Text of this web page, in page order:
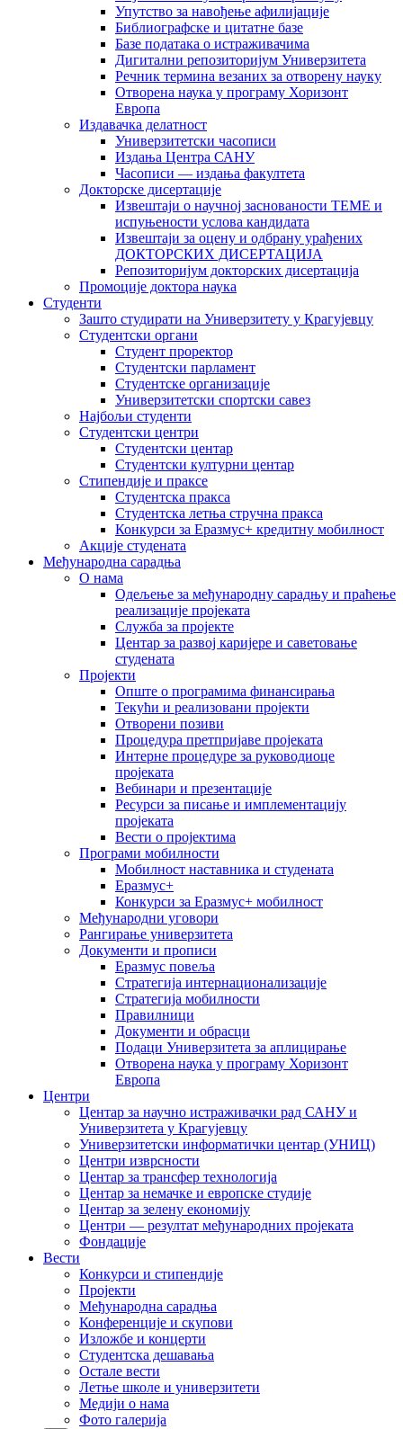
Упутство за навођење афилијације
Библиографске и цитатне базе
Базе података о истраживачима
Дигитални репозиторијум Универзитета
Рeчник термина везаних за отворену науку
Отворена наука у програму Хоризонт
Европа
Издавачка делатност
Универзитетски часописи
Издања Центра САНУ
Часописи — издања факултета
Докторске дисертације
Извештаји о научној заснованости ТЕМЕ и
испуњености услова кандидата
Извештаји за оцену и одбрану урађених
ДОКТОРСКИХ ДИСЕРТАЦИЈА
Репозиторијум докторских дисертација
Промоције доктора наука
Студенти
Зашто студирати на Универзитету у Крагујевцу
Студентски органи
Студент проректор
Студентски парламент
Студентске организације
Универзитетски спортски савез
Најбољи студенти
Студентски центри
Студентски центар
Студентски културни центар
Стипендије и праксе
Студентска пракса
Студентска летња стручна пракса
Конкурси за Еразмус+ кредитну мобилност
Акције студената
Међународна сарадња
О нама
Одељење за међународну сарадњу и праћење
реализације пројеката
Служба за пројекте
Центар за развој каријере и саветовање
студената
Пројекти
Опште о програмима финансирања
Текући и реализовани пројекти
Отворени позиви
Процедура претпријаве пројеката
Интерне процедуре за руководиоце
пројеката
Вебинари и презентације
Ресурси за писање и имплементацију
пројеката
Вести о пројектима
Програми мобилности
Мобилност наставника и студената
Еразмус+
Конкурси за Еразмус+ мобилност
Међународни уговори
Рангирање универзитета
Документи и прописи
Еразмус повеља
Стратегија интернационализације
Стратегија мобилности
Правилници
Документи и обрасци
Подаци Универзитета за аплицирање
Отворена наука у програму Хоризонт
Европа
Центри
Центар за научно истраживачки рад САНУ и
Универзитета у Крагујевцу
Универзитетски информатички центар (УНИЦ)
Центри изврсности
Центар за трансфер технологија
Центар за немачке и европске студије
Центар за зелену економију
Центри — резултат међународних пројеката
Фондације
Вести
Конкурси и стипендије
Пројекти
Међународна сарадња
Конференције и скупови
Изложбе и концерти
Студентска дешавања
Остале вести
Летње школе и универзитети
Медији о нама
Фото галерија